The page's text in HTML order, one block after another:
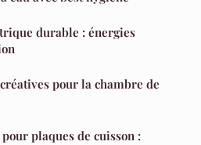
durable : énergies
pour la chambre de
plaques de cuisson :